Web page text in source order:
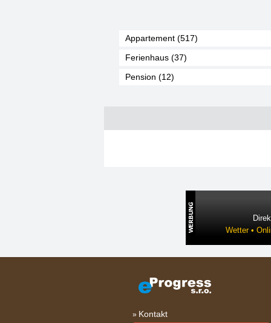
Appartement (517)
Ferienhaus (37)
Pension (12)
Wetter •
Kontakt